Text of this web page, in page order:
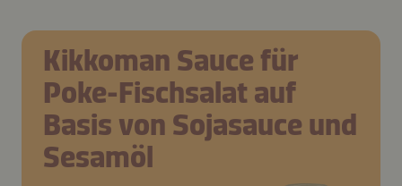
Kikkoman Sauce für
Poke-Fischsalat auf
Basis von Sojasauce und
Sesamöl